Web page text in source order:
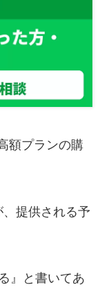
額プランの購
、提供される予
』と書いてあ